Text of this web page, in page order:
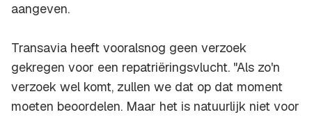
aangeven.
Transavia heeft vooralsnog geen verzoek
gekregen voor een repatriëringsvlucht. "Als zo'n
verzoek wel komt, zullen we dat op dat moment
moeten beoordelen. Maar het is natuurlijk niet voor